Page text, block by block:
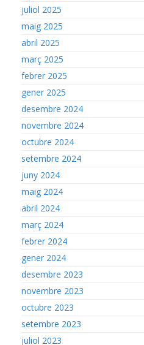
juliol 2025
maig 2025
abril 2025
març 2025
febrer 2025
gener 2025
desembre 2024
novembre 2024
octubre 2024
setembre 2024
juny 2024
maig 2024
abril 2024
març 2024
febrer 2024
gener 2024
desembre 2023
novembre 2023
octubre 2023
setembre 2023
juliol 2023